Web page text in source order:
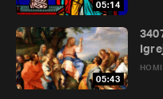
05:14
05:43